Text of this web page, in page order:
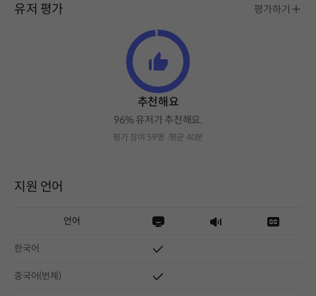
유저 평가 평가하기
추천해요
96% 유저가 추천해요.
평가 참여 59명 평균 40분
지원 언어
언어
한국어
중국어(번체)